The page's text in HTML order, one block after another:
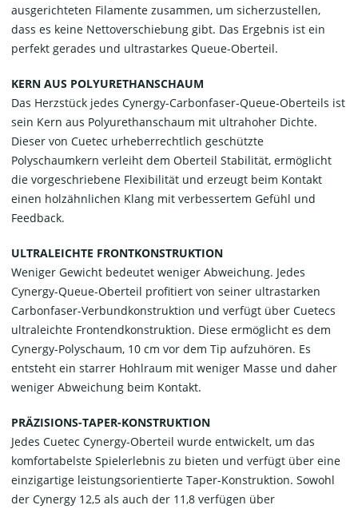
ausgerichteten Filamente zusammen, um sicherzustellen,
dass es keine Nettoverschiebung gibt. Das Ergebnis ist ein
perfekt gerades und ultrastarkes Queue-Oberteil.
KERN AUS POLYURETHANSCHAUM
Das Herzstück jedes Cynergy-Carbonfaser-Queue-Oberteils ist
sein Kern aus Polyurethanschaum mit ultrahoher Dichte.
Dieser von Cuetec urheberrechtlich geschützte
Polyschaumkern verleiht dem Oberteil Stabilität, ermöglicht
die vorgeschriebene Flexibilität und erzeugt beim Kontakt
einen holzähnlichen Klang mit verbessertem Gefühl und
Feedback.
ULTRALEICHTE FRONTKONSTRUKTION
Weniger Gewicht bedeutet weniger Abweichung. Jedes
Cynergy-Queue-Oberteil profitiert von seiner ultrastarken
Carbonfaser-Verbundkonstruktion und verfügt über Cuetecs
ultraleichte Frontendkonstruktion. Diese ermöglicht es dem
Cynergy-Polyschaum, 10 cm vor dem Tip aufzuhören. Es
entsteht ein starrer Hohlraum mit weniger Masse und daher
weniger Abweichung beim Kontakt.
PRÄZISIONS-TAPER-KONSTRUKTION
Jedes Cuetec Cynergy-Oberteil wurde entwickelt, um das
komfortabelste Spielerlebnis zu bieten und verfügt über eine
einzigartige leistungsorientierte Taper-Konstruktion. Sowohl
der Cynergy 12,5 als auch der 11,8 verfügen über